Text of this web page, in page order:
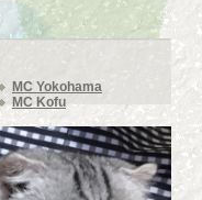
MC Yokohama
MC Kofu